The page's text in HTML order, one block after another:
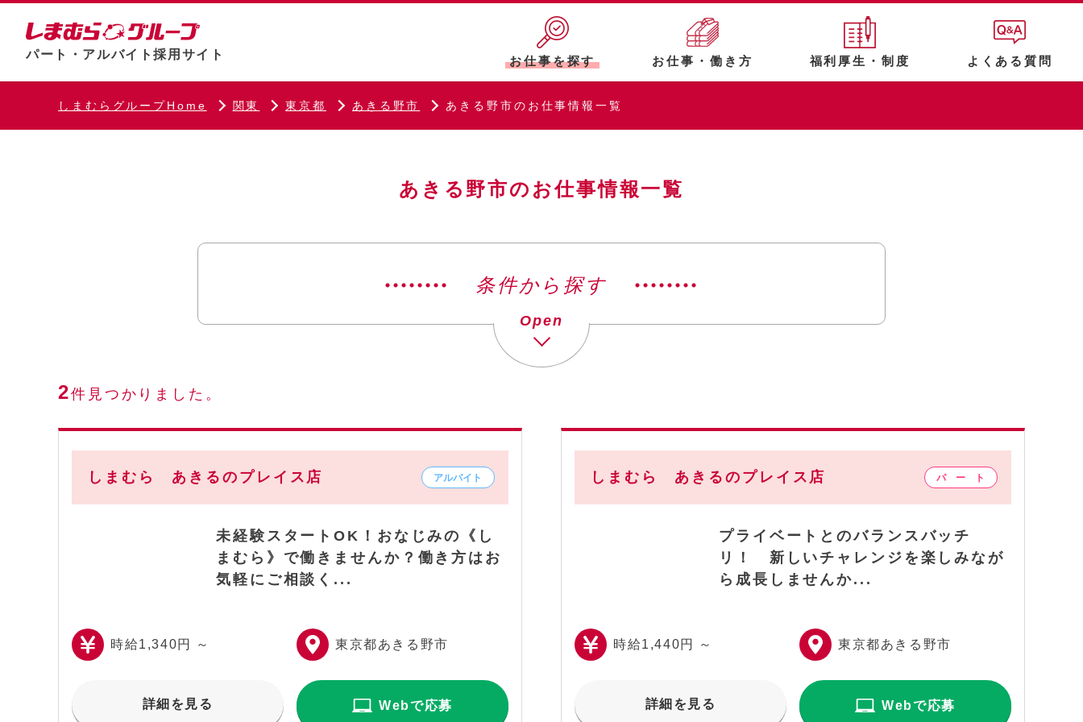
パート・アルバイト採用サイト お仕事を探す お仕事・働き方 福利厚生・制度 よくある質問
しまむらグループHome 関東 東京都 あきる野市 あきる野市のお仕事情報一覧
あきる野市のお仕事情報一覧
条件から探す
2件見つかりました。
しまむら あきるのプレイス店
未経験スタートOK！おなじみの《し
まむら》で働きませんか？働き方はお
気軽にご相談く...
時給1,340円 ～ 東京都あきる野市
詳細を見る Webで応募
しまむら あきるのプレイス店
プライベートとのバランスバッチ
リ！ 新しいチャレンジを楽しみなが
ら成長しませんか...
時給1,440円 ～ 東京都あきる野市
詳細を見る Webで応募